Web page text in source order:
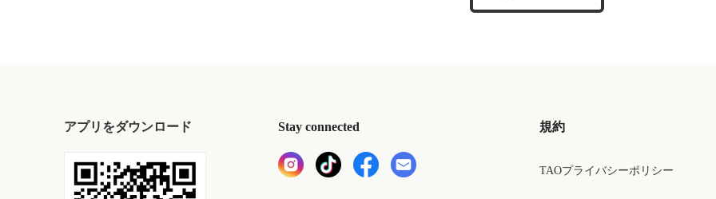
アプリをダウンロード Stay connected 規約
TAOプライバシーポリシー